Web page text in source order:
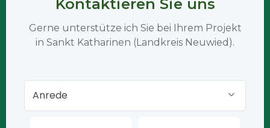
Kontaktieren Sie uns
Gerne unterstütze ich Sie bei Ihrem Projekt
in Sankt Katharinen (Landkreis Neuwied).